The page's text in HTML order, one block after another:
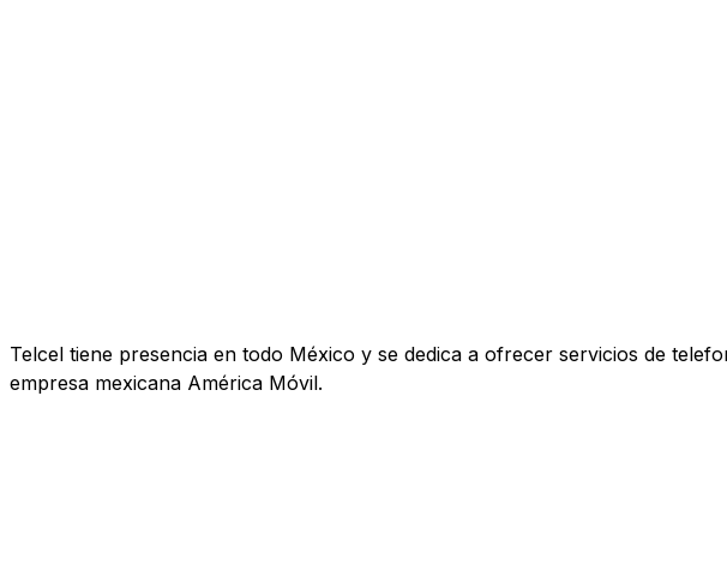
Telcel tiene presencia en todo México y se dedica a ofrecer servicios de
empresa mexicana América Móvil.